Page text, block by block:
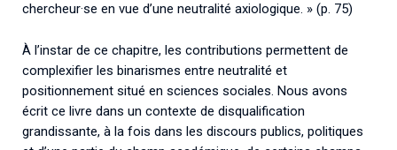
chercheur·se en vue d’une neutralité axiologique. » (p. 75)
À l’instar de ce chapitre, les contributions permettent de
complexifier les binarismes entre neutralité et
positionnement situé en sciences sociales. Nous avons
écrit ce livre dans un contexte de disqualification
grandissante, à la fois dans les discours publics, politiques